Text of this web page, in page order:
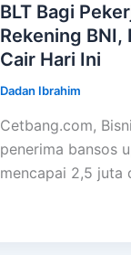
BLT Bagi
Rekening BNI,
Cair Hari Ini
Dadan Ibrahim
Cetbang.com,
penerima bansos
mencapai 2,5 juta